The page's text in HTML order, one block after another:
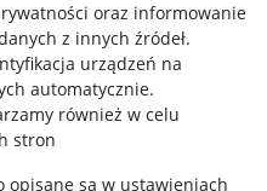
oraz informowanie
z innych źródeł.
urządzeń na
automatycznie.
również w celu
stron
opisane są w ustawieniach